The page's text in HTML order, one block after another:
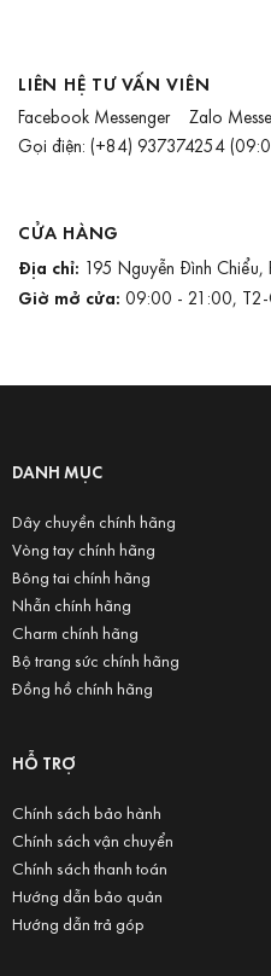
LIÊN HỆ TƯ VẤN VIÊN
Facebook Messenger Zalo
Gọi điện: (+84) 937374254
CỬA HÀNG
Địa chỉ: 195 Nguyễn Đình Chiểu,
Giờ mở cửa: 09:00 - 21:00,
DANH MỤC
Dây chuyền chính hãng
Vòng tay chính hãng
Bông tai chính hãng
Nhẫn chính hãng
Charm chính hãng
Bộ trang sức chính hãng
Đồng hồ chính hãng
HỖ TRỢ
Chính sách bảo hành
Chính sách vận chuyển
Chính sách thanh toán
Hướng dẫn bảo quản
Hướng dẫn trả góp